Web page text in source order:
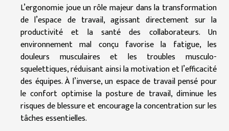
L’ergonomie joue un rôle majeur dans la transformation
de l’espace de travail, agissant directement sur la
productivité et la santé des collaborateurs. Un
environnement mal conçu favorise la fatigue, les
douleurs musculaires et les troubles musculo-
squelettiques, réduisant ainsi la motivation et l’efficacité
des équipes. À l’inverse, un espace de travail pensé pour
le confort optimise la posture de travail, diminue les
risques de blessure et encourage la concentration sur les
tâches essentielles.